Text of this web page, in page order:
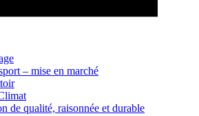
– mise en marché
de qualité, raisonnée et durable